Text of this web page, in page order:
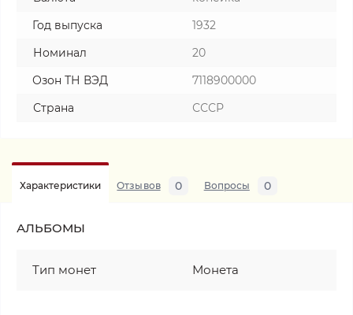
Год выпуска
1932
Номинал
20
Озон ТН ВЭД
7118900000
Страна
СССР
Характеристики Отзывов 0 Вопросы 0
АЛЬБОМЫ
Тип монет Монета